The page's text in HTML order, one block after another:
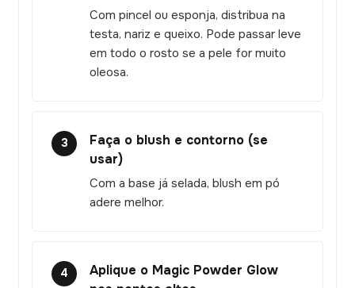
Com pincel ou esponja, distribua na
testa, nariz e queixo. Pode passar leve
em todo o rosto se a pele for muito
oleosa.
3
Faça o blush e contorno (se
usar)
Com a base já selada, blush em pó
adere melhor.
4
Aplique o Magic Powder Glow